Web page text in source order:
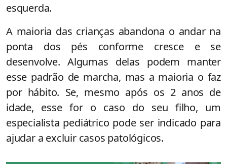
esquerda.
A maioria das crianças abandona o andar na
ponta dos pés conforme cresce e se
desenvolve. Algumas delas podem manter
esse padrão de marcha, mas a maioria o faz
por hábito. Se, mesmo após os 2 anos de
idade, esse for o caso do seu filho, um
especialista pediátrico pode ser indicado para
ajudar a excluir casos patológicos.